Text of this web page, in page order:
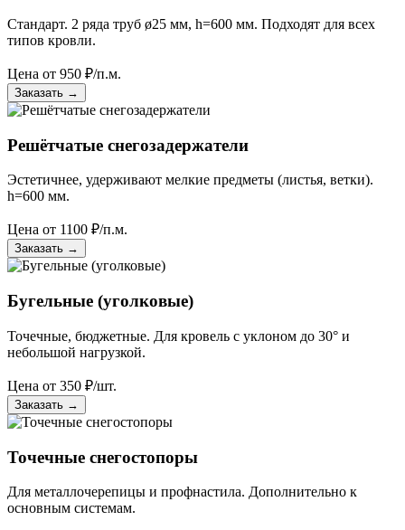
Стандарт. 2 ряда труб ø25 мм, h=600 мм. Подходят для всех
типов кровли.
Цена от 950 ₽/п.м.
Заказать →
Решётчатые снегозадержатели
Эстетичнее, удерживают мелкие предметы (листья, ветки).
h=600 мм.
Цена от 1100 ₽/п.м.
Заказать →
Бугельные (уголковые)
Точечные, бюджетные. Для кровель с уклоном до 30° и
небольшой нагрузкой.
Цена от 350 ₽/шт.
Заказать →
Точечные снегостопоры
Для металлочерепицы и профнастила. Дополнительно к
основным системам.